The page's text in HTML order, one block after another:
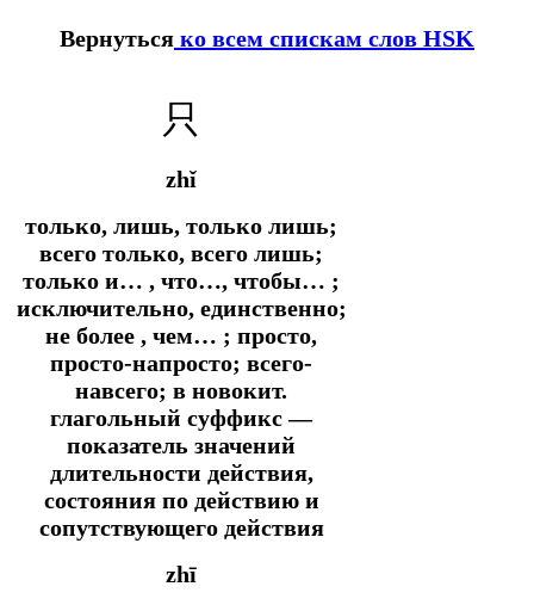
Вернуться ко всем спискам слов HSK
只
zhǐ
только, лишь, только лишь;
всего только, всего лишь;
только и… , что…, чтобы… ;
исключительно, единственно;
не более , чем… ; просто,
просто-напросто; всего-
навсего; в новокит.
глагольный суффикс ―
показатель значений
длительности действия,
состояния по действию и
сопутствующего действия
zhī